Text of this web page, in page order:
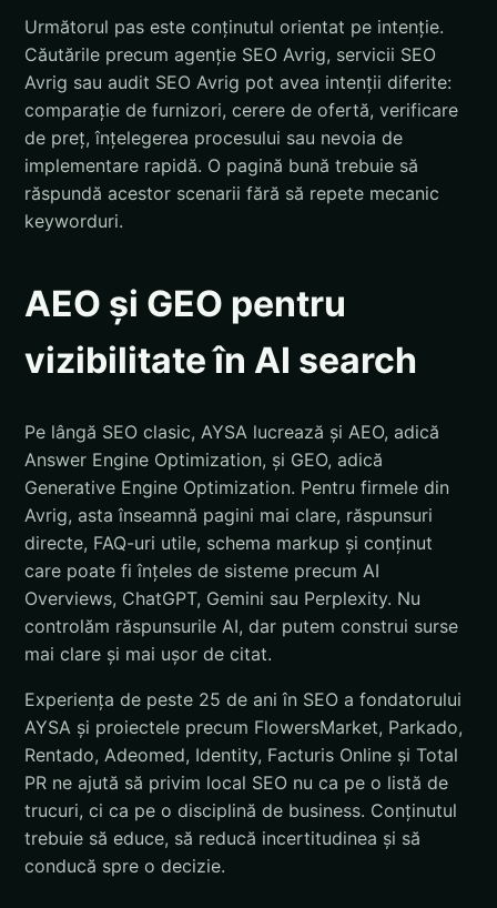
Următorul pas este conținutul orientat pe intenție.
Căutările precum agenție SEO Avrig, servicii SEO
Avrig sau audit SEO Avrig pot avea intenții diferite:
comparație de furnizori, cerere de ofertă, verificare
de preț, înțelegerea procesului sau nevoia de
implementare rapidă. O pagină bună trebuie să
răspundă acestor scenarii fără să repete mecanic
keyworduri.
AEO și GEO pentru
vizibilitate în AI search
Pe lângă SEO clasic, AYSA lucrează și AEO, adică
Answer Engine Optimization, și GEO, adică
Generative Engine Optimization. Pentru firmele din
Avrig, asta înseamnă pagini mai clare, răspunsuri
directe, FAQ-uri utile, schema markup și conținut
care poate fi înțeles de sisteme precum AI
Overviews, ChatGPT, Gemini sau Perplexity. Nu
controlăm răspunsurile AI, dar putem construi surse
mai clare și mai ușor de citat.
Experiența de peste 25 de ani în SEO a fondatorului
AYSA și proiectele precum FlowersMarket, Parkado,
Rentado, Adeomed, Identity, Facturis Online și Total
PR ne ajută să privim local SEO nu ca pe o listă de
trucuri, ci ca pe o disciplină de business. Conținutul
trebuie să educe, să reducă incertitudinea și să
conducă spre o decizie.